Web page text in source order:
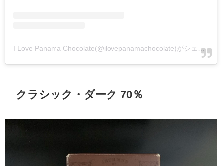
I Love Panama Chocolate(@ilovepanamachocolate)がシェアした投稿
クラシック・ダーク 70％